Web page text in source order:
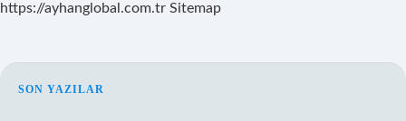
https://ayhanglobal.com.tr Sitemap
SIDEBAR
SON YAZILAR